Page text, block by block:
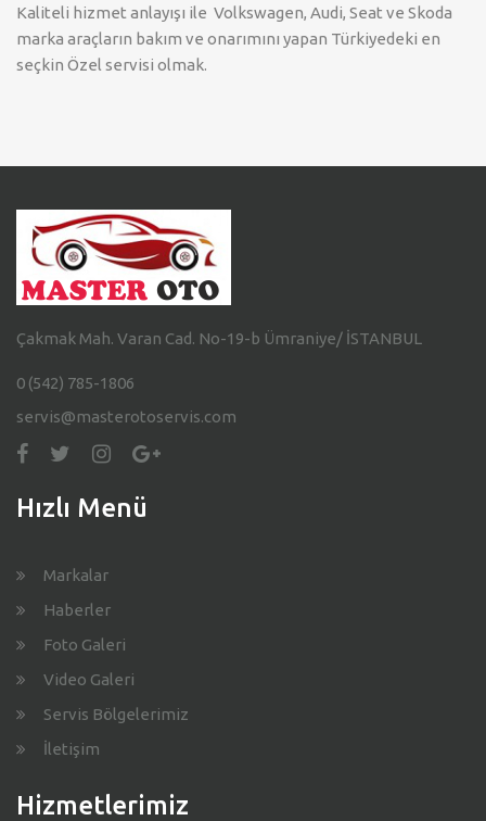
Kaliteli hizmet anlayışı ile Volkswagen, Audi, Seat ve Skoda
marka araçların bakım ve onarımını yapan Türkiyedeki en
seçkin Özel servisi olmak.
Çakmak Mah. Varan Cad. No-19-b Ümraniye/ İSTANBUL
0 (542) 785-1806
servis@masterotoservis.com
Hızlı Menü
Markalar
Haberler
Foto Galeri
Video Galeri
Servis Bölgelerimiz
İletişim
Hizmetlerimiz